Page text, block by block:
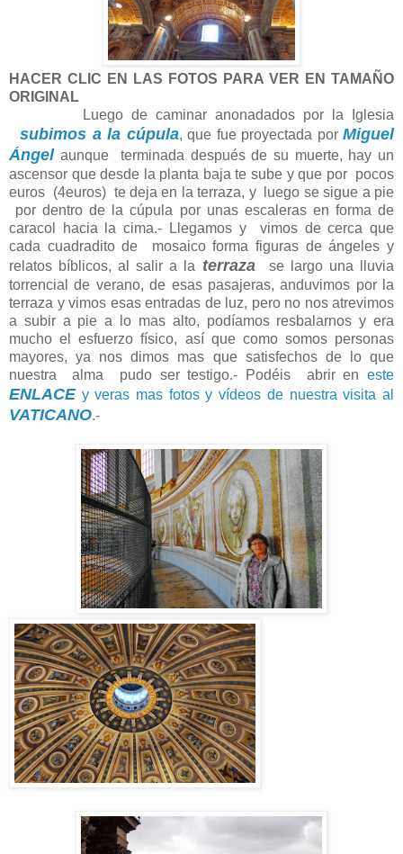
HACER CLIC EN LAS FOTOS PARA VER EN TAMAÑO
ORIGINAL
Luego de caminar anonadados por la Iglesia
subimos a la cúpula, que fue proyectada por Miguel
Ángel aunque terminada después de su muerte, hay un
ascensor que desde la planta baja te sube y que por pocos
euros (4euros) te deja en la terraza, y luego se sigue a pie
por dentro de la cúpula por unas escaleras en forma de
caracol hacia la cima.- Llegamos y vimos de cerca que
cada cuadradito de mosaico forma figuras de ángeles y
relatos bíblicos, al salir a la terraza
se largo una lluvia
torrencial de verano, de esas pasajeras, anduvimos por la
terraza y vimos esas entradas de luz, pero no nos atrevimos
a subir a pie a lo mas alto, podíamos resbalarnos y era
mucho el esfuerzo físico, así que como somos personas
mayores, ya nos dimos mas que satisfechos de lo que
nuestra alma pudo ser testigo.- Podéis abrir en este
ENLACEy veras mas fotos y vídeos de nuestra visita al
VATICANO.-